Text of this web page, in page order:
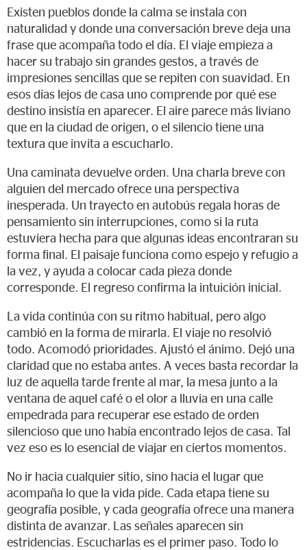
Existen pueblos donde la calma se instala con
naturalidad y donde una conversación breve deja una
frase que acompaña todo el día. El viaje empieza a
hacer su trabajo sin grandes gestos, a través de
impresiones sencillas que se repiten con suavidad. En
esos días lejos de casa uno comprende por qué ese
destino insistía en aparecer. El aire parece más liviano
que en la ciudad de origen, o el silencio tiene una
textura que invita a escucharlo.
Una caminata devuelve orden. Una charla breve con
alguien del mercado ofrece una perspectiva
inesperada. Un trayecto en autobús regala horas de
pensamiento sin interrupciones, como si la ruta
estuviera hecha para que algunas ideas encontraran su
forma final. El paisaje funciona como espejo y refugio a
la vez, y ayuda a colocar cada pieza donde
corresponde. El regreso confirma la intuición inicial.
La vida continúa con su ritmo habitual, pero algo
cambió en la forma de mirarla. El viaje no resolvió
todo. Acomodó prioridades. Ajustó el ánimo. Dejó una
claridad que no estaba antes. A veces basta recordar la
luz de aquella tarde frente al mar, la mesa junto a la
ventana de aquel café o el olor a lluvia en una calle
empedrada para recuperar ese estado de orden
silencioso que uno había encontrado lejos de casa. Tal
vez eso es lo esencial de viajar en ciertos momentos.
No ir hacia cualquier sitio, sino hacia el lugar que
acompaña lo que la vida pide. Cada etapa tiene su
geografía posible, y cada geografía ofrece una manera
distinta de avanzar. Las señales aparecen sin
estridencias. Escucharlas es el primer paso. Todo lo